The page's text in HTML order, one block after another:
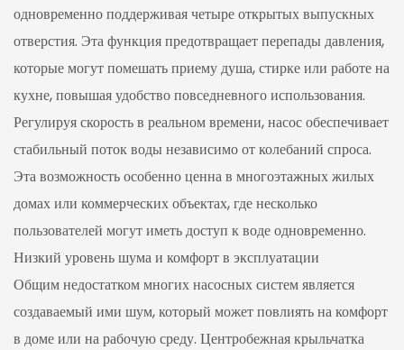
одновременно поддерживая четыре открытых выпускных
отверстия. Эта функция предотвращает перепады давления,
которые могут помешать приему душа, стирке или работе на
кухне, повышая удобство повседневного использования.
Регулируя скорость в реальном времени, насос обеспечивает
стабильный поток воды независимо от колебаний спроса.
Эта возможность особенно ценна в многоэтажных жилых
домах или коммерческих объектах, где несколько
пользователей могут иметь доступ к воде одновременно.
Низкий уровень шума и комфорт в эксплуатации
Общим недостатком многих насосных систем является
создаваемый ими шум, который может повлиять на комфорт
в доме или на рабочую среду. Центробежная крыльчатка